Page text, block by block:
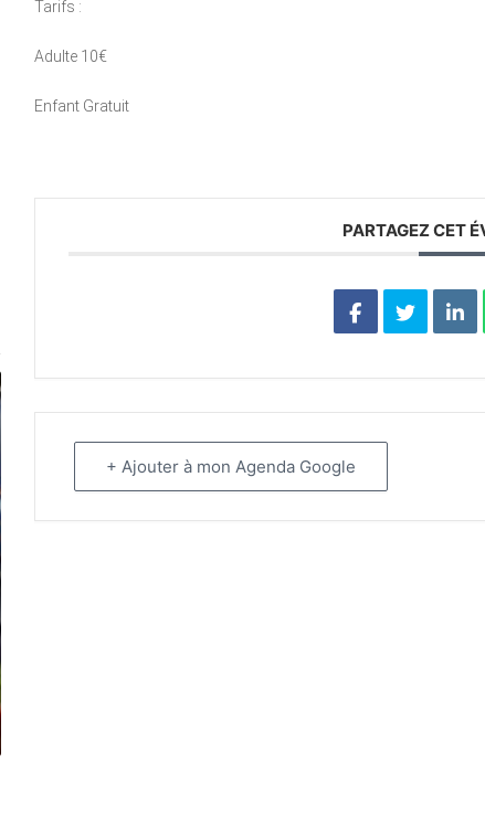
Tarifs :
Adulte 10€
Enfant Gratuit
PARTAGEZ CET
+ Ajouter à mon Agenda Google